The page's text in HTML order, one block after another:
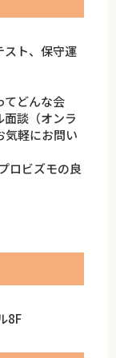
ト、保守運
てどんな会
談（オンラ
気軽にお問い
ロビズモの良
8F